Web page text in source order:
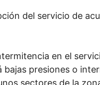
del servicio de
en el
bajas presiones o
sectores de la